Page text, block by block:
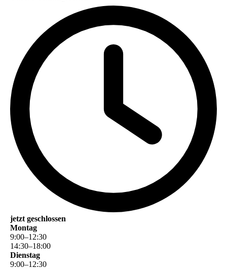
jetzt geschlossen
Montag
9:00–12:30
14:30–18:00
Dienstag
9:00–12:30